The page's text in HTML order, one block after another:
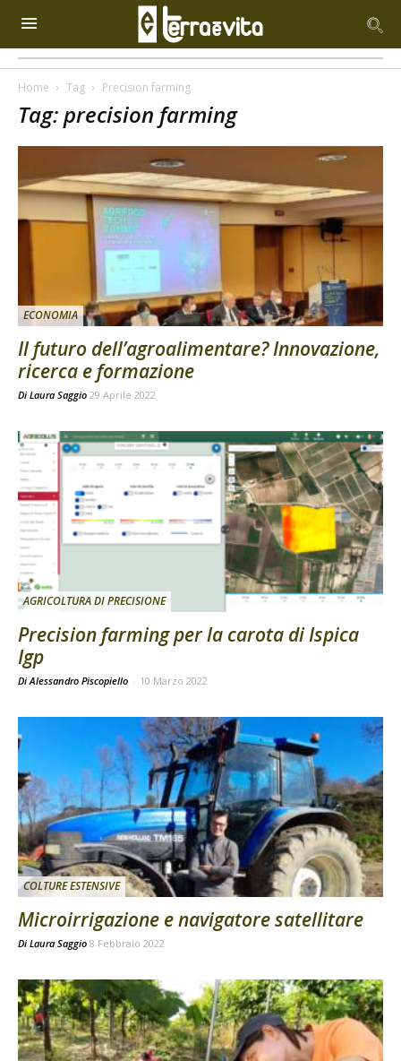
Home Tag Precision farming
Tag: precision farming
ECONOMIA
Il futuro dell’agroalimentare? Innovazione,
ricerca e formazione
Di Laura Saggio 29 Aprile 2022
AGRICOLTURA DI PRECISIONE
Precision farming per la carota di Ispica
Igp
Di Alessandro Piscopiello - 10 Marzo 2022
COLTURE ESTENSIVE
Microirrigazione e navigatore satellitare
Di Laura Saggio 8 Febbraio 2022